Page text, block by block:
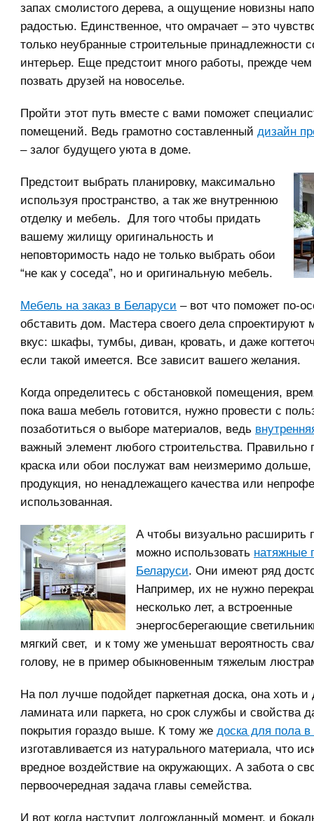
запах смолистого дерева, а ощущение новизны
радостью. Единственное, что омрачает – это
только неубранные строительные принадлежности
интерьер. Еще предстоит много работы, прежде
позвать друзей на новоселье.
Пройти этот путь вместе с вами поможет
помещений. Ведь грамотно составленный дизайн
– залог будущего уюта в доме.
Предстоит выбрать планировку, максимально
используя пространство, а так же внутреннюю
отделку и мебель. Для того чтобы придать
вашему жилищу оригинальность и
неповторимость надо не только выбрать обои
“не как у соседа”, но и оригинальную мебель.
Мебель на заказ в Беларуси – вот что поможет по-
обставить дом. Мастера своего дела спроектируют
вкус: шкафы, тумбы, диван, кровать, и даже
если такой имеется. Все зависит вашего желания.
Когда определитесь с обстановкой помещения,
пока ваша мебель готовится, нужно провести с
позаботиться о выборе материалов, ведь
важный элемент любого строительства. Правильно
краска или обои послужат вам неизмеримо
продукция, но ненадлежащего качества или
использованная.
А чтобы визуально расширить
можно использовать натяжные
Беларуси. Они имеют ряд
Например, их не нужно
несколько лет, а встроенные
энергосберегающие
мягкий свет, и к тому же уменьшат вероятность
голову, не в пример обыкновенным тяжелым
На пол лучше подойдет паркетная доска, она хоть и
ламината или паркета, но срок службы и свойства
покрытия гораздо выше. К тому же доска для пола
изготавливается из натурального материала, что
вредное воздействие на окружающих. А забота о
первоочередная задача главы семейства.
И вот когда наступит долгожданный момент, и